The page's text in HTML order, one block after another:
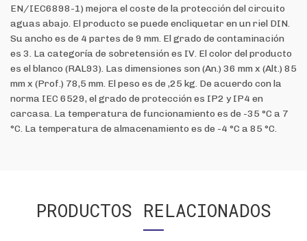
EN/IEC6898-1) mejora el coste de la protección del circuito
aguas abajo. El producto se puede encliquetar en un riel DIN.
Su ancho es de 4 partes de 9 mm. El grado de contaminación
es 3. La categoría de sobretensión es IV. El color del producto
es el blanco (RAL93). Las dimensiones son (An.) 36 mm x (Alt.) 85
mm x (Prof.) 78,5 mm. El peso es de ,25 kg. De acuerdo con la
norma IEC 6529, el grado de protección es IP2 y IP4 en
carcasa. La temperatura de funcionamiento es de -35 °C a 7
°C. La temperatura de almacenamiento es de -4 °C a 85 °C.
PRODUCTOS RELACIONADOS